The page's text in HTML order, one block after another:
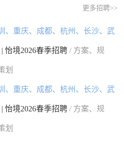
更多招聘>>
、重庆、成都、杭州、长沙、武
怡境2026春季招聘/ 方案、规
划
、重庆、成都、杭州、长沙、武
怡境2026春季招聘/ 方案、规
划